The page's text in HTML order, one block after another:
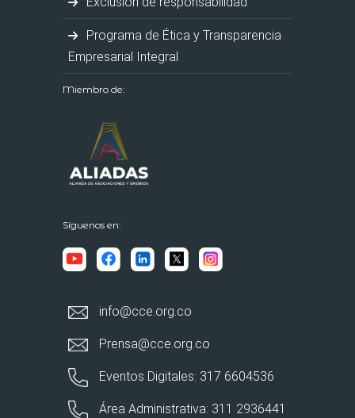
Programa de Ética y Transparencia
Empresarial Integral
Miembro de:
Síguenos en:
info@cce.org.co
Prensa@cce.org.co
Eventos Digitales: 317 6604536
Área Administrativa: 311 2936441